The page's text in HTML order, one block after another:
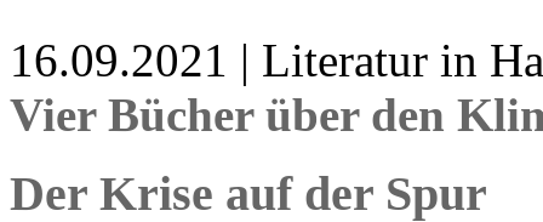
16.09.2021 | Literatur in
Vier Bücher über den
Der Krise auf der Spur